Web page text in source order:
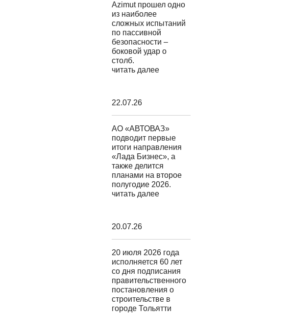
Azimut прошел одно
из наиболее
сложных испытаний
по пассивной
безопасности –
боковой удар о
столб.
читать далее
22.07.26
АО «АВТОВАЗ»
подводит первые
итоги направления
«Лада Бизнес», а
также делится
планами на второе
полугодие 2026.
читать далее
20.07.26
20 июля 2026 года
исполняется 60 лет
со дня подписания
правительственного
постановления о
строительстве в
городе Тольятти